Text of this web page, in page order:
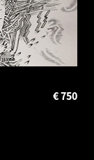
750
€